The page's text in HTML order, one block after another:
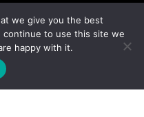
we give you the best
to use this site we
happy with it.